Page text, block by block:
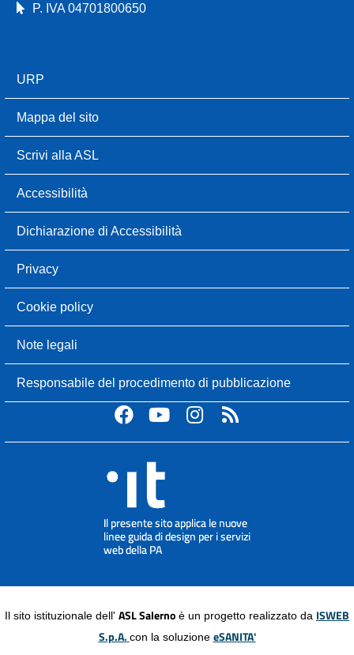
P. IVA 04701800650
URP
Mappa del sito
Scrivi alla ASL
Accessibilità
Dichiarazione di Accessibilità
Privacy
Cookie policy
Note legali
Responsabile del procedimento di pubblicazione
Il sito istituzionale dell' ASL Salerno è un progetto realizzato da ISWEB
S.p.A. con la soluzione eSANITA'